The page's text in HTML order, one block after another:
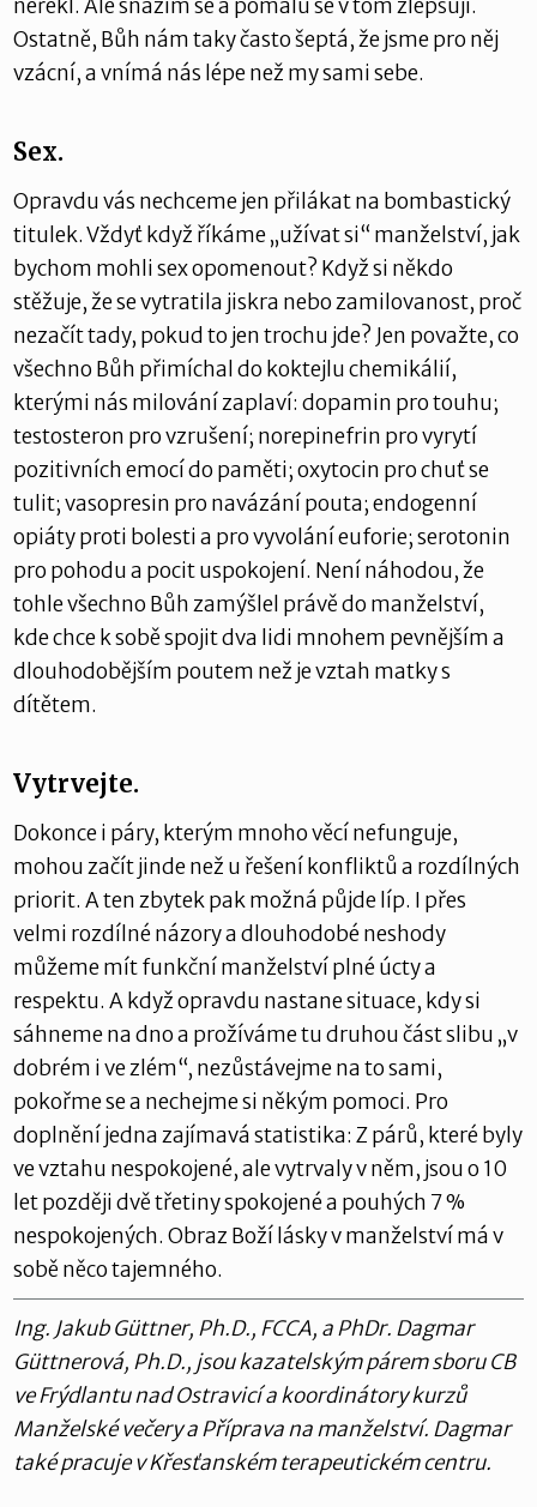
neřekl. Ale snažím se a pomalu se v tom zlepšuji.
Ostatně, Bůh nám taky často šeptá, že jsme pro něj
vzácní, a vnímá nás lépe než my sami sebe.
Sex.
Opravdu vás nechceme jen přilákat na bombastický
titulek. Vždyť když říkáme „užívat si“ manželství, jak
bychom mohli sex opomenout? Když si někdo
stěžuje, že se vytratila jiskra nebo zamilovanost, proč
nezačít tady, pokud to jen trochu jde? Jen považte, co
všechno Bůh přimíchal do koktejlu chemikálií,
kterými nás milování zaplaví: dopamin pro touhu;
testosteron pro vzrušení; norepinefrin pro vyrytí
pozitivních emocí do paměti; oxytocin pro chuť se
tulit; vasopresin pro navázání pouta; endogenní
opiáty proti bolesti a pro vyvolání euforie; serotonin
pro pohodu a pocit uspokojení. Není náhodou, že
tohle všechno Bůh zamýšlel právě do manželství,
kde chce k sobě spojit dva lidi mnohem pevnějším a
dlouhodobějším poutem než je vztah matky s
dítětem.
Vytrvejte.
Dokonce i páry, kterým mnoho věcí nefunguje,
mohou začít jinde než u řešení konfliktů a rozdílných
priorit. A ten zbytek pak možná půjde líp. I přes
velmi rozdílné názory a dlouhodobé neshody
můžeme mít funkční manželství plné úcty a
respektu. A když opravdu nastane situace, kdy si
sáhneme na dno a prožíváme tu druhou část slibu „v
dobrém i ve zlém“, nezůstávejme na to sami,
pokořme se a nechejme si někým pomoci. Pro
doplnění jedna zajímavá statistika: Z párů, které byly
ve vztahu nespokojené, ale vytrvaly v něm, jsou o 10
let později dvě třetiny spokojené a pouhých 7 %
nespokojených. Obraz Boží lásky v manželství má v
sobě něco tajemného.
Ing. Jakub Güttner, Ph.D., FCCA, a PhDr. Dagmar
Güttnerová, Ph.D., jsou kazatelským párem sboru CB
ve Frýdlantu nad Ostravicí a koordinátory kurzů
Manželské večery a Příprava na manželství. Dagmar
také pracuje v Křesťanském terapeutickém centru.